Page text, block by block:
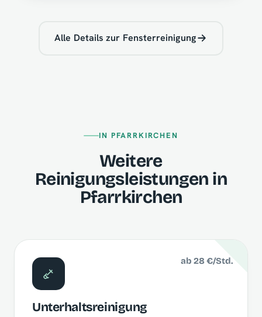
Alle Details zur Fensterreinigung
IN PFARRKIRCHEN
Weitere
Reinigungsleistungen in
Pfarrkirchen
ab 28 €/Std.
Unterhaltsreinigung